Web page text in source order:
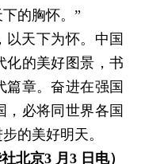
的胸怀。”
以天下为怀。中国
化的美好图景，书
篇章。奋进在强国
，必将同世界各国
的美好明天。
社北京3 月3 日电）